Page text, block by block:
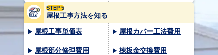
STEP 5
屋根工事方法を知る
屋根工事単価表 屋根カバー工法費用
屋根部分修理費用 棟板金交換費用